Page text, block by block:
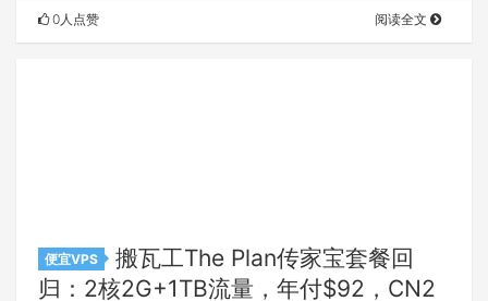
0人点赞 阅读全文
便宜VPS
搬瓦工The Plan传家宝套餐回
归：2核2G+1TB流量，年付$92，CN2